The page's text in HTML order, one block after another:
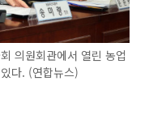
의원회관에서 열린 농업
다. (연합뉴스)